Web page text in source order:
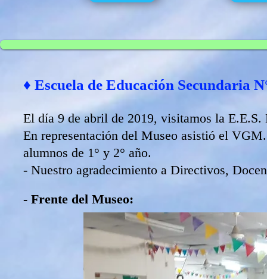
♦ Escuela de Educación Secundaria
El día 9 de abril de 2019, visitamos la
En representación del Museo asistió el
alumnos de 1° y 2° año.
- Nuestro agradecimiento a Directivos,
- Frente del Museo: